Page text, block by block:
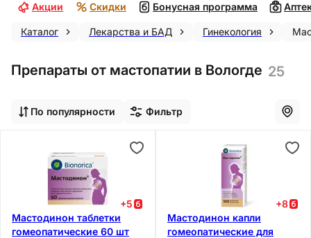
Акции Скидки Бонусная программа
Каталог Лекарства и БАД Гинекология
Препараты от мастопатии в Вологде 25
По популярности Фильтр
+5
Мастодинон таблетки
гомеопатические 60 шт
+8
Мастодинон капли
гомеопатические для